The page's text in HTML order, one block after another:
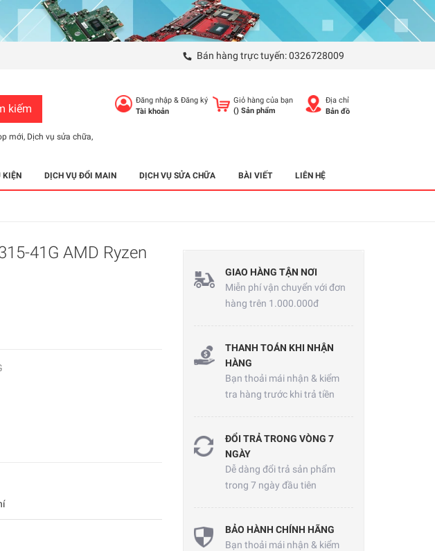
Bán hàng trực tuyến:0326728009
kiếm
mới, Dịch vụ sửa chữa,
Đăng nhập & Đăng ký
Tài khoản
Giỏ hàng của bạn
() Sản phẩm
Địa chỉ
Bản đồ
KIỆN DỊCH VỤ ĐỔI MAIN DỊCH VỤ SỬA CHỮA BÀI VIẾT LIÊN HỆ
41G AMD Ryzen
GIAO HÀNG TẬN NƠI
Miễn phí vận chuyển với đơn
hàng trên 1.000.000đ
THANH TOÁN KHI NHẬN
HÀNG
Bạn thoải mái nhận & kiểm
tra hàng trước khi trả tiền
ĐỔI TRẢ TRONG VÒNG 7
NGÀY
Dễ dàng đổi trả sản phẩm
trong 7 ngày đầu tiên
BẢO HÀNH CHÍNH HÃNG
Bạn thoải mái nhận & kiểm